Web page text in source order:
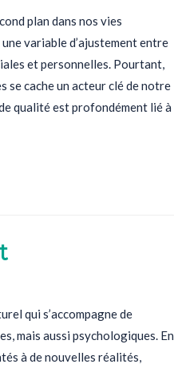
plan dans nos vies
variable d’ajustement entre
et personnelles. Pourtant,
se cache un acteur clé de notre
qualité est profondément lié à
qui s’accompagne de
mais aussi psychologiques. En
à de nouvelles réalités,